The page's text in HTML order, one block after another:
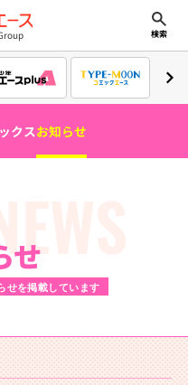
ス 検索
クスお知らせ
せ
せを掲載しています